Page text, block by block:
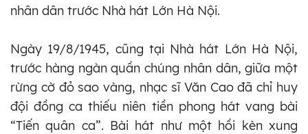
nhân dân trước Nhà hát Lớn Hà Nội.
Ngày 19/8/1945, cũng tại Nhà hát Lớn Hà Nội,
trước hàng ngàn quần chúng nhân dân, giữa một
rừng cờ đỏ sao vàng, nhạc sĩ Văn Cao đã chỉ huy
đội đồng ca thiếu niên tiền phong hát vang bài
“Tiến quân ca”. Bài hát như một hồi kèn xung